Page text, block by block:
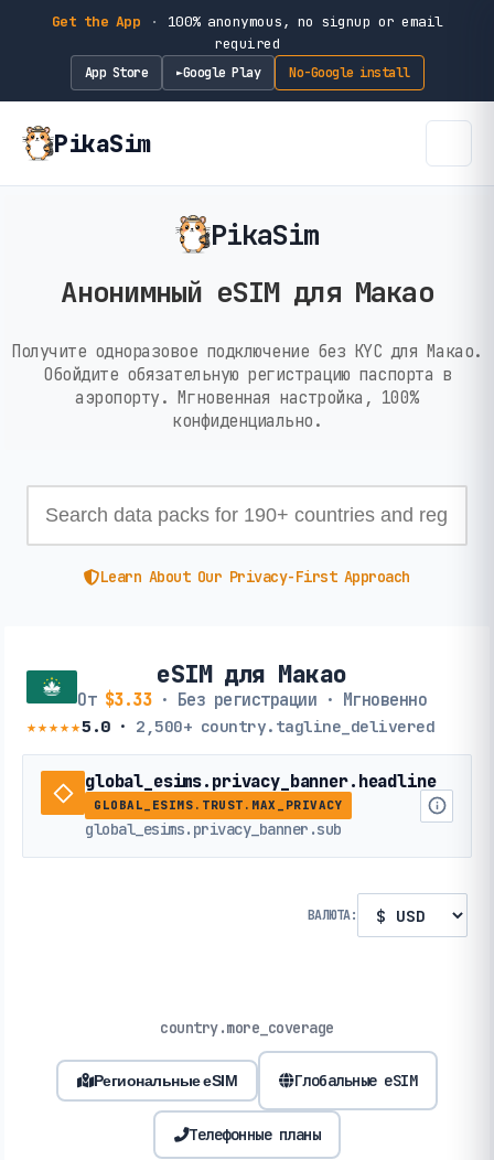
Get the App ·
100% anonymous, no signup or email
required
App Store ►Google Play No-Google install
PikaSim
PikaSim
Анонимный eSIM для Макао
Получите одноразовое подключение без KYC для Макао.
Обойдите обязательную регистрацию паспорта в
аэропорту. Мгновенная настройка, 100%
конфиденциально.
Learn About Our Privacy-First Approach
eSIM для Макао
От $3.33· Без регистрации · Мгновенно
★★★★★5.0· 2,500+ country.tagline_delivered
global_esims.privacy_banner.headline
GLOBAL_ESIMS.TRUST.MAX_PRIVACY
global_esims.privacy_banner.sub
ВАЛЮТА:
country.more_coverage
Региональные eSIM Глобальные eSIM
Телефонные планы